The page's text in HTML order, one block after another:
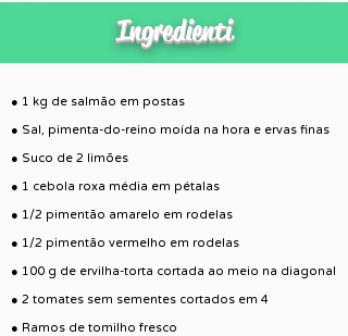
Ingredienti
● 1 kg de salmão em postas
● Sal, pimenta-do-reino moída na hora e ervas finas
● Suco de 2 limões
● 1 cebola roxa média em pétalas
● 1/2 pimentão amarelo em rodelas
● 1/2 pimentão vermelho em rodelas
● 100 g de ervilha-torta cortada ao meio na diagonal
● 2 tomates sem sementes cortados em 4
● Ramos de tomilho fresco